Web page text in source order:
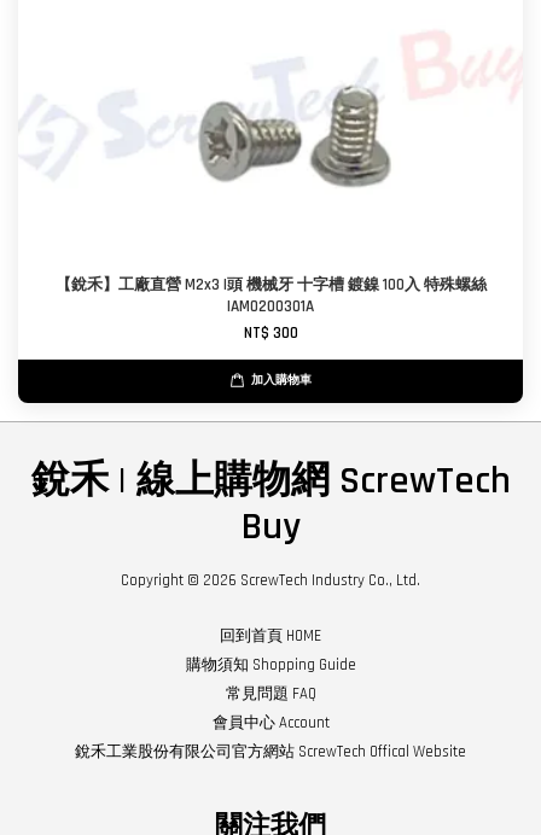
【銳禾】工廠直營 M2x3 I頭 機械牙 十字槽 鍍鎳 100入 特殊螺絲
IAM0200301A
NT$ 300
加入購物車
銳禾 | 線上購物網 ScrewTech
Buy
Copyright © 2026 ScrewTech Industry Co., Ltd.
回到首頁 HOME
購物須知 Shopping Guide
常見問題 FAQ
會員中心 Account
銳禾工業股份有限公司官方網站 ScrewTech Offical Website
關注我們